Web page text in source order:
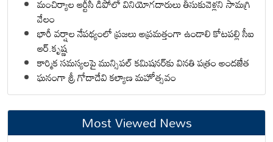
మంచిర్యాల ఆర్టీసీ డిపోలో వినియోగదారులు తీసుకువెళ్లని సామగ్రి
వేలం
భారీ వర్షాల నేపథ్యంలో ప్రజలు అప్రమత్తంగా ఉండాలి కోటపల్లి సీఐ
ఆర్.కృష్ణ
కార్మిక సమస్యలపై మున్సిపల్ కమిషనర్‌కు వినతి పత్రం అందజేత
ఘనంగా శ్రీ గోదాదేవి కల్యాణ మహోత్సవం
Most Viewed News